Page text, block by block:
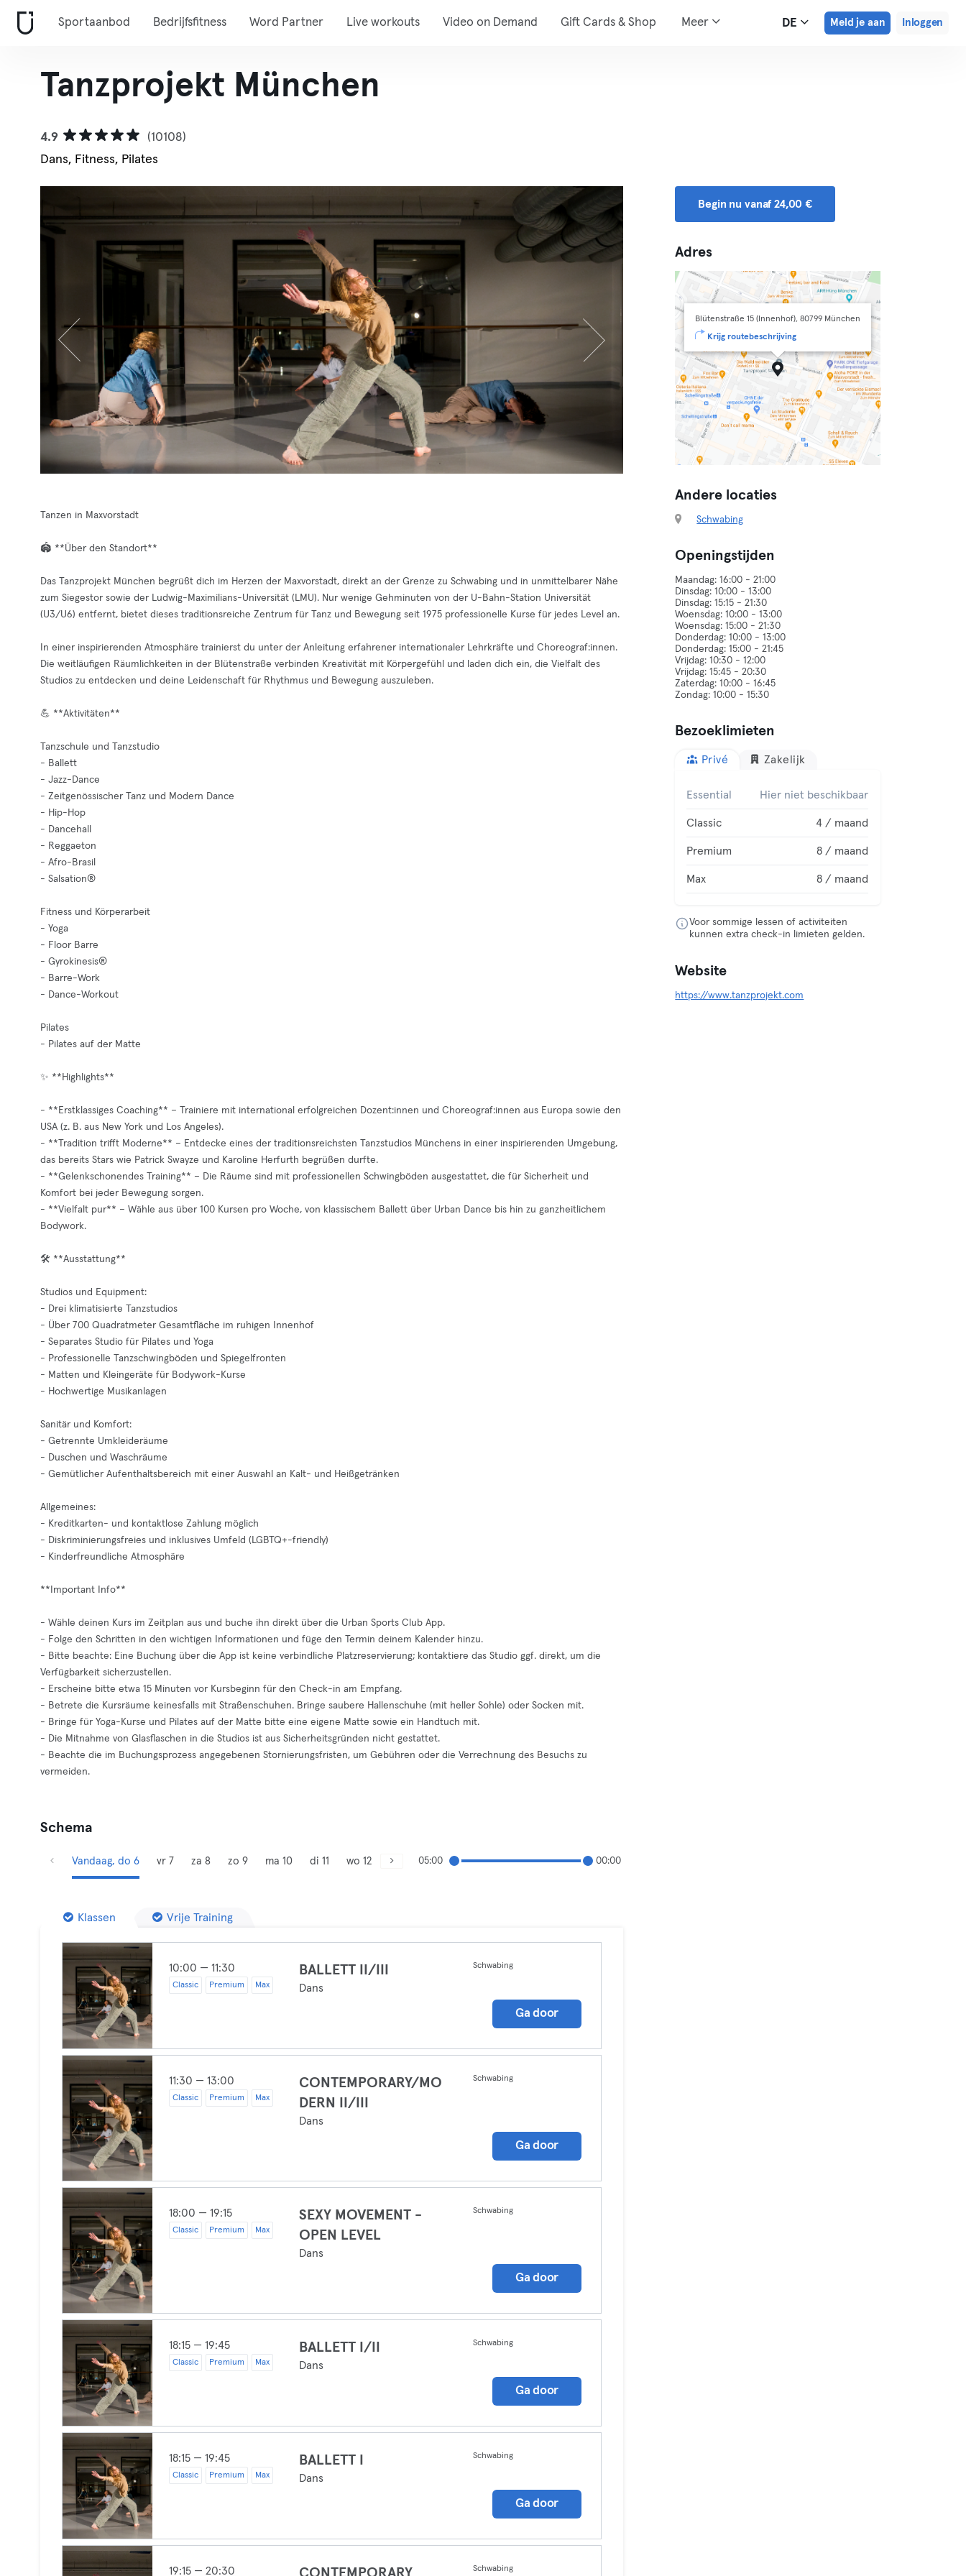
Sportaanbod Bedrijfsfitness Word Partner Live workouts Video on Demand Gift Cards & Shop Meer DE Meld je aan Inloggen
Tanzprojekt München
4.9
(10108)
Dans, Fitness, Pilates
Tanzen in Maxvorstadt
🏟️ **Über den Standort**
Das Tanzprojekt München begrüßt dich im Herzen der Maxvorstadt, direkt an der Grenze zu Schwabing und in unmittelbarer Nähe
zum Siegestor sowie der Ludwig-Maximilians-Universität (LMU). Nur wenige Gehminuten von der U-Bahn-Station Universität
(U3/U6) entfernt, bietet dieses traditionsreiche Zentrum für Tanz und Bewegung seit 1975 professionelle Kurse für jedes Level an.
In einer inspirierenden Atmosphäre trainierst du unter der Anleitung erfahrener internationaler Lehrkräfte und Choreograf:innen.
Die weitläufigen Räumlichkeiten in der Blütenstraße verbinden Kreativität mit Körpergefühl und laden dich ein, die Vielfalt des
Studios zu entdecken und deine Leidenschaft für Rhythmus und Bewegung auszuleben.
💪 **Aktivitäten**
Tanzschule und Tanzstudio
- Ballett
- Jazz-Dance
- Zeitgenössischer Tanz und Modern Dance
- Hip-Hop
- Dancehall
- Reggaeton
- Afro-Brasil
- Salsation®
Fitness und Körperarbeit
- Yoga
- Floor Barre
- Gyrokinesis®
- Barre-Work
- Dance-Workout
Pilates
- Pilates auf der Matte
✨ **Highlights**
- **Erstklassiges Coaching** – Trainiere mit international erfolgreichen Dozent:innen und Choreograf:innen aus Europa sowie den
USA (z. B. aus New York und Los Angeles).
- **Tradition trifft Moderne** – Entdecke eines der traditionsreichsten Tanzstudios Münchens in einer inspirierenden Umgebung,
das bereits Stars wie Patrick Swayze und Karoline Herfurth begrüßen durfte.
- **Gelenkschonendes Training** – Die Räume sind mit professionellen Schwingböden ausgestattet, die für Sicherheit und
Komfort bei jeder Bewegung sorgen.
- **Vielfalt pur** – Wähle aus über 100 Kursen pro Woche, von klassischem Ballett über Urban Dance bis hin zu ganzheitlichem
Bodywork.
🛠️ **Ausstattung**
Studios und Equipment:
- Drei klimatisierte Tanzstudios
- Über 700 Quadratmeter Gesamtfläche im ruhigen Innenhof
- Separates Studio für Pilates und Yoga
- Professionelle Tanzschwingböden und Spiegelfronten
- Matten und Kleingeräte für Bodywork-Kurse
- Hochwertige Musikanlagen
Sanitär und Komfort:
- Getrennte Umkleideräume
- Duschen und Waschräume
- Gemütlicher Aufenthaltsbereich mit einer Auswahl an Kalt- und Heißgetränken
Allgemeines:
- Kreditkarten- und kontaktlose Zahlung möglich
- Diskriminierungsfreies und inklusives Umfeld (LGBTQ+-friendly)
- Kinderfreundliche Atmosphäre
**Important Info**
- Wähle deinen Kurs im Zeitplan aus und buche ihn direkt über die Urban Sports Club App.
- Folge den Schritten in den wichtigen Informationen und füge den Termin deinem Kalender hinzu.
- Bitte beachte: Eine Buchung über die App ist keine verbindliche Platzreservierung; kontaktiere das Studio ggf. direkt, um die
Verfügbarkeit sicherzustellen.
- Erscheine bitte etwa 15 Minuten vor Kursbeginn für den Check-in am Empfang.
- Betrete die Kursräume keinesfalls mit Straßenschuhen. Bringe saubere Hallenschuhe (mit heller Sohle) oder Socken mit.
- Bringe für Yoga-Kurse und Pilates auf der Matte bitte eine eigene Matte sowie ein Handtuch mit.
- Die Mitnahme von Glasflaschen in die Studios ist aus Sicherheitsgründen nicht gestattet.
- Beachte die im Buchungsprozess angegebenen Stornierungsfristen, um Gebühren oder die Verrechnung des Besuchs zu
vermeiden.
Schema
Vandaag, do 6 vr 7 za 8 zo 9 ma 10 di 11 wo 12 05:00 00:00
Klassen Vrije Training
10:00 — 11:30
Classic Premium Max
BALLETT II/III
Dans
Schwabing
Ga door
11:30 — 13:00
Classic Premium Max
CONTEMPORARY/MO
DERN II/III
Dans
Schwabing
Ga door
18:00 — 19:15
Classic Premium Max
SEXY MOVEMENT -
OPEN LEVEL
Dans
Schwabing
Ga door
18:15 — 19:45
Classic Premium Max
BALLETT I/II
Dans
Schwabing
Ga door
18:15 — 19:45
Classic Premium Max
BALLETT I
Dans
Schwabing
Ga door
19:15 — 20:30 CONTEMPORARY Schwabing
Begin nu vanaf 24,00 €
Adres
Blütenstraße 15 (Innenhof), 80799 München
Krijg routebeschrijving
Andere locaties
Schwabing
Openingstijden
Maandag: 16:00 - 21:00
Dinsdag: 10:00 - 13:00
Dinsdag: 15:15 - 21:30
Woensdag: 10:00 - 13:00
Woensdag: 15:00 - 21:30
Donderdag: 10:00 - 13:00
Donderdag: 15:00 - 21:45
Vrijdag: 10:30 - 12:00
Vrijdag: 15:45 - 20:30
Zaterdag: 10:00 - 16:45
Bezoeklimieten
Privé Zakelijk
Essential Hier niet beschikbaar
Classic 4 / maand
Premium 8 / maand
Max 8 / maand
Voor sommige lessen of activiteiten
kunnen extra check-in limieten gelden.
Website
https://www.tanzprojekt.com